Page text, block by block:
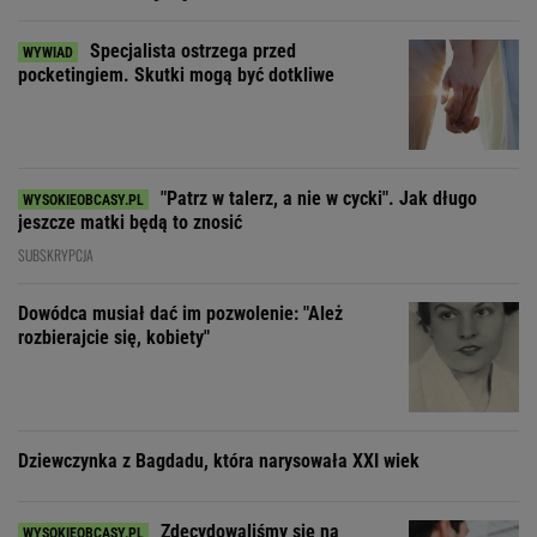
Specjalista ostrzega przed
pocketingiem. Skutki mogą być dotkliwe
"Patrz w talerz, a nie w cycki". Jak długo
jeszcze matki będą to znosić
SUBSKRYPCJA
Dowódca musiał dać im pozwolenie: "Ależ
rozbierajcie się, kobiety"
Dziewczynka z Bagdadu, która narysowała XXI wiek
Zdecydowaliśmy się na